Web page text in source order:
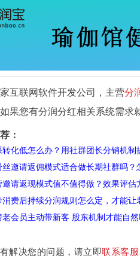
互联网软件开发公司，主营分
果您有分润分红相关系统需求
：
化低怎么办？用社群团长分销机制
邀请返佣模式适合做长期社群吗？
请返现模式值不值得做？效果评估
费后持续分润规则怎么定，才能让
会员主动带新客 股东机制才能自然
解决您的问题，请立即联系客服